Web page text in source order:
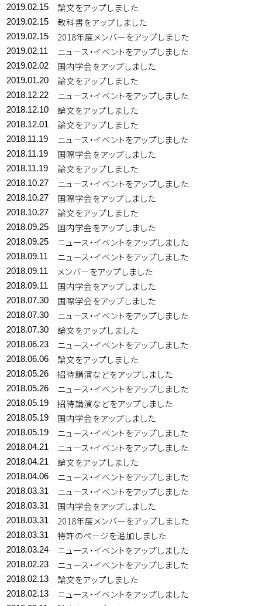
2019.02.15 論文をアップしました
2019.02.15 教科書をアップしました
2019.02.15 2018年度メンバーをアップしました
2019.02.11 ニュース・イベントをアップしました
2019.02.02 国内学会をアップしました
2019.01.20 論文をアップしました
2018.12.22 ニュース・イベントをアップしました
2018.12.10 論文をアップしました
2018.12.01 論文をアップしました
2018.11.19 ニュース・イベントをアップしました
2018.11.19 国際学会をアップしました
2018.11.19 論文をアップしました
2018.10.27 ニュース・イベントをアップしました
2018.10.27 国際学会をアップしました
2018.10.27 論文をアップしました
2018.09.25 国内学会をアップしました
2018.09.25 ニュース・イベントをアップしました
2018.09.11 ニュース・イベントをアップしました
2018.09.11 メンバーをアップしました
2018.09.11 国内学会をアップしました
2018.07.30 国際学会をアップしました
2018.07.30 ニュース・イベントをアップしました
2018.07.30 論文をアップしました
2018.06.23 ニュース・イベントをアップしました
2018.06.06 論文をアップしました
2018.05.26 招待講演などをアップしました
2018.05.26 ニュース・イベントをアップしました
2018.05.19 招待講演などをアップしました
2018.05.19 国内学会をアップしました
2018.05.19 ニュース・イベントをアップしました
2018.04.21 ニュース・イベントをアップしました
2018.04.21 論文をアップしました
2018.04.06 ニュース・イベントをアップしました
2018.03.31 ニュース・イベントをアップしました
2018.03.31 国内学会をアップしました
2018.03.31 2018年度メンバーをアップしました
2018.03.31 特許のページを追加しました
2018.03.24 ニュース・イベントをアップしました
2018.02.23 ニュース・イベントをアップしました
2018.02.13 論文をアップしました
2018.02.13 ニュース・イベントをアップしました